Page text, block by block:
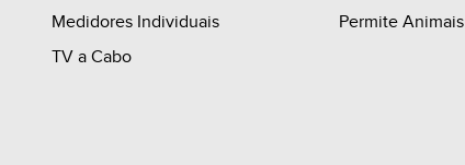
Medidores Individuais
Permite Animais
TV a Cabo